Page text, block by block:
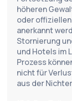
höheren
oder
anerkannt
Stornierung
und Hotels im
Prozess
nicht für
aus der